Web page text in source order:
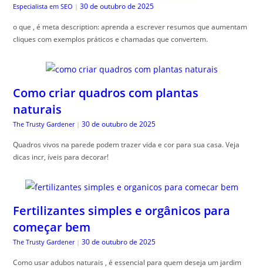
Especialista em SEO | 30 de outubro de 2025
o que , é meta description: aprenda a escrever resumos que aumentam
cliques com exemplos práticos e chamadas que convertem.
Como criar quadros com plantas
naturais
The Trusty Gardener | 30 de outubro de 2025
Quadros vivos na parede podem trazer vida e cor para sua casa. Veja
dicas incr, íveis para decorar!
Fertilizantes simples e orgânicos para
começar bem
The Trusty Gardener | 30 de outubro de 2025
Como usar adubos naturais , é essencial para quem deseja um jardim